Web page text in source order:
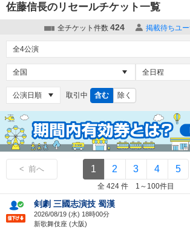
佐藤信長のリセールチケット一覧
全チケット件数 424 掲載待ちユ
取引中 含む 除く
< 前へ 1 2 3 4 5
全 424 件 1～100件目
剣劇 三國志演技 蜀漢
2026/08/19 (水) 18時00分
新歌舞伎座 (大阪)